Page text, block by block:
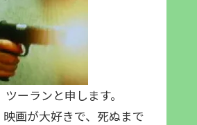
ーランと申します。
画が大好きで、死ぬまで